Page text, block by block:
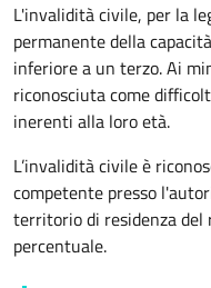
L'invalidità civile, per la
permanente della
inferiore a un terzo. Ai
riconosciuta come
inerenti alla loro età.
L’invalidità civile è
competente presso
territorio di residenza del
percentuale.